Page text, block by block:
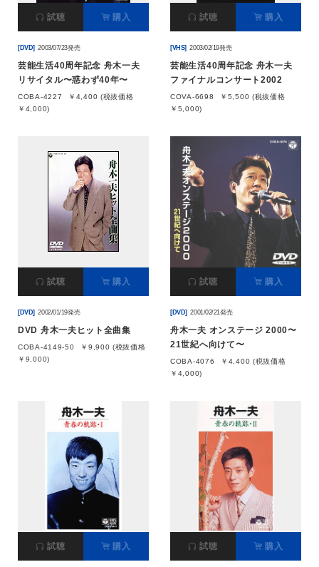
試聴 購入
[DVD] 2003/07/23発売
芸能生活40周年記念 舟木一夫
リサイタル〜惑わず40年〜
COBA-4227
￥4,400 (税抜価格
￥4,000)
試聴 購入
[VHS] 2003/02/19発売
芸能生活40周年記念 舟木一夫
ファイナルコンサート2002
COVA-6698
￥5,500 (税抜価格
￥5,000)
試聴 購入
[DVD] 2002/01/19発売
DVD 舟木一夫ヒット全曲集
COBA-4149-50
￥9,900 (税抜価格
￥9,000)
試聴 購入
[DVD] 2001/02/21発売
舟木一夫 オンステージ 2000〜
21世紀へ向けて〜
COBA-4076
￥4,400 (税抜価格
￥4,000)
試聴 購入 試聴 購入